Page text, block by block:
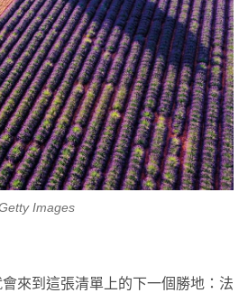
Images
來到這張清單上的下一個勝地：法